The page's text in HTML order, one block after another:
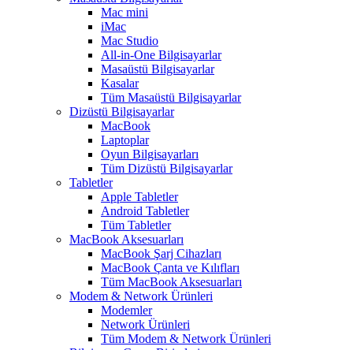
Mac mini
iMac
Mac Studio
All-in-One Bilgisayarlar
Masaüstü Bilgisayarlar
Kasalar
Tüm Masaüstü Bilgisayarlar
Dizüstü Bilgisayarlar
MacBook
Laptoplar
Oyun Bilgisayarları
Tüm Dizüstü Bilgisayarlar
Tabletler
Apple Tabletler
Android Tabletler
Tüm Tabletler
MacBook Aksesuarları
MacBook Şarj Cihazları
MacBook Çanta ve Kılıfları
Tüm MacBook Aksesuarları
Modem & Network Ürünleri
Modemler
Network Ürünleri
Tüm Modem & Network Ürünleri